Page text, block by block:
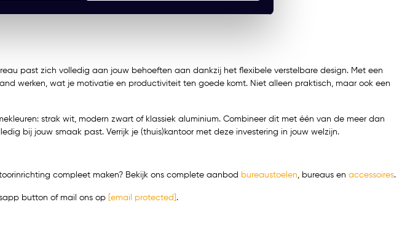
past zich volledig aan jouw behoeften aan dankzij het flexibele verstelbare design. Met een
werken, wat je motivatie en productiviteit ten goede komt. Niet alleen praktisch, maar ook een
strak wit, modern zwart of klassiek aluminium. Combineer dit met één van de meer dan
bij jouw smaak past. Verrijk je (thuis)kantoor met deze investering in jouw welzijn.
compleet maken? Bekijk ons complete aanbod bureaustoelen bureaus en accessoires.
button of mail ons op [email protected] .